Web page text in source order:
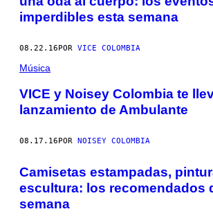
imperdibles esta semana
08.22.16POR VICE COLOMBIA
Música
VICE y Noisey Colombia te
lanzamiento de Ambulante
08.17.16 POR NOISEY COLOMBIA
Camisetas estampadas,
escultura: los recomendados
semana